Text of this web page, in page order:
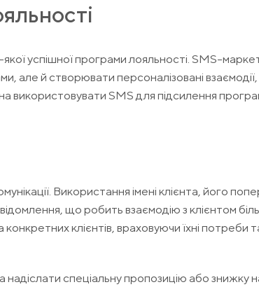
успішної програми лояльності. SMS-
але й створювати персоналізовані взаємодії,
використовувати SMS для підсилення
Використання імені клієнта, його
що робить взаємодію з клієнтом
клієнтів, враховуючи їхні потреби
спеціальну пропозицію або знижку